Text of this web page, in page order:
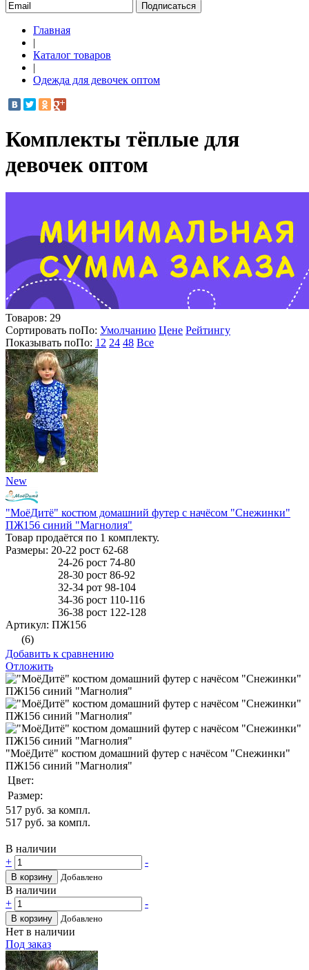
Подписаться
Главная
|
Каталог товаров
|
Одежда для девочек оптом
Комплекты тёплые для
девочек оптом
Товаров: 29
Сортировать поПо: Умолчанию Цене Рейтингу
Показывать поПо: 12 24 48 Все
New
"МоёДитё" костюм домашний футер с начёсом "Снежинки"
ПЖ156 синий "Магнолия"
Товар продаётся по 1 комплекту.
Размеры: 20-22 рост 62-68
24-26 рост 74-80
28-30 рост 86-92
32-34 рот 98-104
34-36 рост 110-116
36-38 рост 122-128
Артикул: ПЖ156
(6)
Добавить к сравнению
Отложить
"МоёДитё" костюм домашний футер с начёсом "Снежинки"
ПЖ156 синий "Магнолия"
Цвет:
Размер:
517 руб. за компл.
517 руб. за компл.
В наличии
+
-
В корзину Добавлено
В наличии
+
-
В корзину Добавлено
Нет в наличии
Под заказ